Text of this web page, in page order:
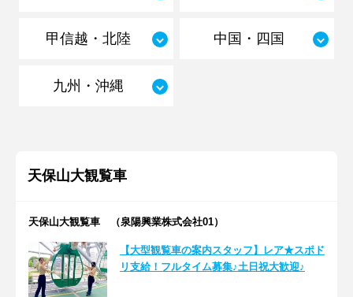
甲信越・北陸 中国・四国
九州・沖縄
天保山大観覧車
天保山大観覧車 （泉陽興業株式会社01）
【大型観覧車の案内スタッフ】レア★スポド
リ支給！フルタイム募集♪土日祝大歓迎♪